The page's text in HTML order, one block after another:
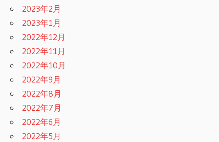
2023年2月
2023年1月
2022年12月
2022年11月
2022年10月
2022年9月
2022年8月
2022年7月
2022年6月
2022年5月